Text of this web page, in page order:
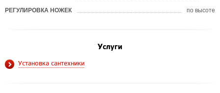
РЕГУЛИРОВКА НОЖЕК по высоте
Услуги
Установка сантехники